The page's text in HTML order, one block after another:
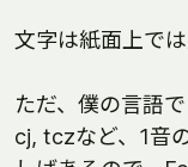
文字は紙面上で
ただ、僕の言語
cj, tczなど、1音